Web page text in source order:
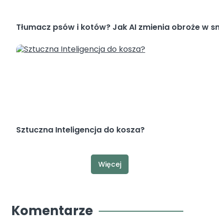
Tłumacz psów i kotów? Jak AI zmienia obroże w
Sztuczna Inteligencja do kosza?
Więcej
Komentarze